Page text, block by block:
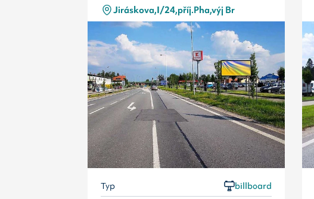
Jiráskova,I/24,příj.Pha,výj Br
Typ
billboard